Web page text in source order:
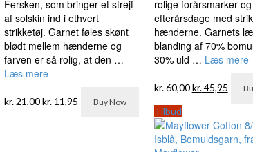
Fersken, som bringer et strejf
af solskin ind i ethvert
strikketøj. Garnet føles skønt
blødt mellem hænderne og
farven er så rolig, at den …
Læs mere
kr.21,00oprindelige
kr.11,95aktuelleBuy Now
rolige forårsmarker
efterårsdage med
hænderne. Garnets
blanding af 70%
30% uld … Læs mere
kr.60,00oprindelige
kr. 60,00.
kr.45,95
er:
kr.
Tilbud